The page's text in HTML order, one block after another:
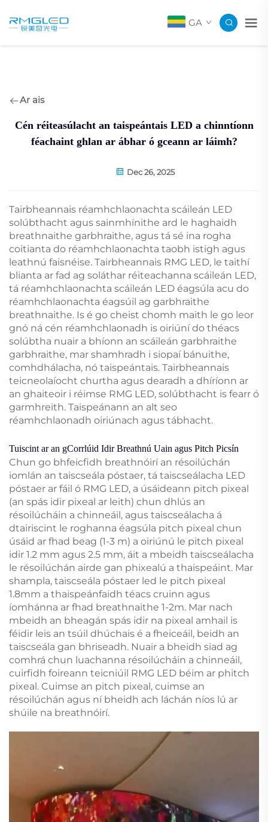
GA
Ar ais
Cén réiteasúlacht an taispeántais LED a chinntíonn
féachaint ghlan ar ábhar ó gceann ar láimh?
Dec 26, 2025
Tairbheannais réamhchlaonachta scáileán LED
solúbthacht agus sainmhínithe ard le haghaidh
breathnaithe garbhraithe, agus tá sé ina rogha
coitianta do réamhchlaonachta taobh istigh agus
leathnú faisnéise. Tairbheannais RMG LED, le taithí
blianta ar fad ag soláthar réiteachanna scáileán LED,
tá réamhchlaonachta scáileán LED éagsúla acu do
réamhchlaonachta éagsúil ag garbhraithe
breathnaithe. Is é go cheist chomh maith le go leor
gnó ná cén réamhchlaonadh is oiriúní do théacs
solúbtha nuair a bhíonn an scáileán garbhraithe
garbhraithe, mar shamhradh i siopaí bánuithe,
comhdhálacha, nó taispeántais. Tairbheannais
teicneolaíocht churtha agus dearadh a dhíríonn ar
an ghaiteoir i réimse RMG LED, solúbthacht is fearr ó
garmhreith. Taispeánann an alt seo
réamhchlaonadh oiriúnach agus tábhacht.
Tuiscint ar an gCorrlúid Idir Breathnú Uain agus Pitch Picsín
Chun go bhfeicfidh breathnóirí an résoilúchán
iomlán an taiscseála póstaer, tá taiscseálacha LED
póstaer ar fáil ó RMG LED, a úsáideann pitch pixeal
(an spás idir pixeal ar leith) chun dhlús an
résoilúcháin a chinneáil, agus taiscseálacha á
dtairiscint le roghanna éagsúla pitch pixeal chun
úsáid ar fhad beag (1-3 m) a oiriúnú le pitch pixeal
idir 1.2 mm agus 2.5 mm, áit a mbeidh taiscseálacha
le résoilúchán airde gan phixealú a thaispeáint. Mar
shampla, taiscseála póstaer led le pitch pixeal
1.8mm a thaispeánfaidh téacs cruinn agus
íomhánna ar fhad breathnaithe 1-2m. Mar nach
mbeidh an bheagán spás idir na pixeal amhail is
féidir leis an tsúil dhúchais é a fheiceáil, beidh an
taiscseála gan bhriseadh. Nuair a bheidh siad ag
comhrá chun luachanna résoilúcháin a chinneáil,
cuirfidh foireann teicniúil RMG LED béim ar phitch
pixeal. Cuimse an pitch pixeal, cuimse an
résoilúchán agus ní bheidh ach láchán níos lú ar
shúile na breathnóirí.